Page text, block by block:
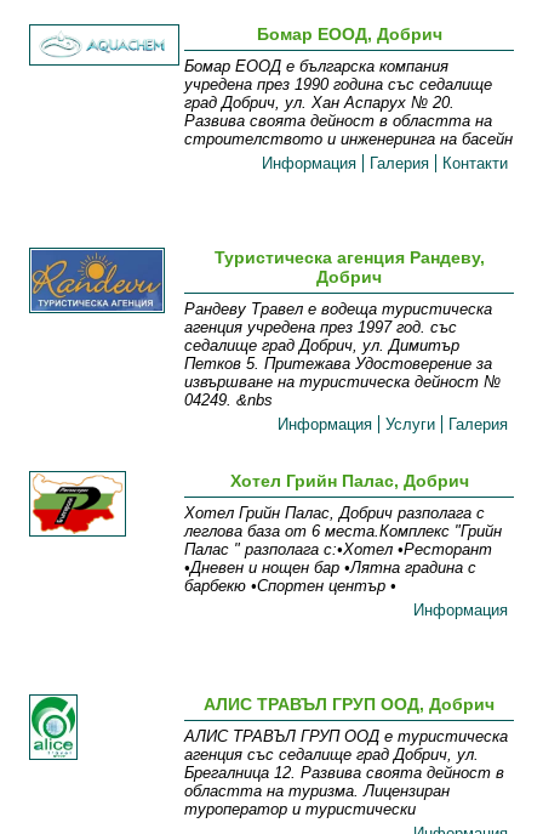
Бомар ЕООД, Добрич
Бомар ЕООД е българска компания
учредена през 1990 година със седалище
град Добрич, ул. Хан Аспарух № 20.
Развива своята дейност в областта на
строителството и инженеринга на басейн
Информация
Галерия Контакти
Туристическа агенция Рандеву,
Добрич
Рандеву Травел е водеща туристическа
агенция учредена през 1997 год. със
седалище град Добрич, ул. Димитър
Петков 5. Притежава Удостоверение за
извършване на туристическа дейност №
04249. &nbs
Информация
Услуги Галерия
Хотел Грийн Палас, Добрич
Хотел Грийн Палас, Добрич разполага с
леглова база от 6 места.Комплекс "Грийн
Палас " разполага с:•Хотел •Ресторант
•Дневен и нощен бар •Лятна градина с
барбекю •Спортен център •
Информация
АЛИС ТРАВЪЛ ГРУП ООД, Добрич
АЛИС ТРАВЪЛ ГРУП ООД е туристическа
агенция със седалище град Добрич, ул.
Брегалница 12. Развива своята дейност в
областта на туризма. Лицензиран
туроператор и туристически